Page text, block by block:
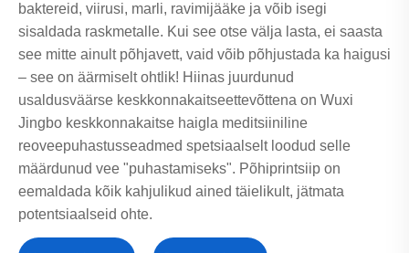
baktereid, viirusi, marli, ravimijääke ja võib isegi
sisaldada raskmetalle. Kui see otse välja lasta, ei saasta
see mitte ainult põhjavett, vaid võib põhjustada ka haigusi
– see on äärmiselt ohtlik! Hiinas juurdunud
usaldusväärse keskkonnakaitseettevõttena on Wuxi
Jingbo keskkonnakaitse haigla meditsiiniline
reoveepuhastusseadmed spetsiaalselt loodud selle
määrdunud vee "puhastamiseks". Põhiprintsiip on
eemaldada kõik kahjulikud ained täielikult, jätmata
potentsiaalseid ohte.